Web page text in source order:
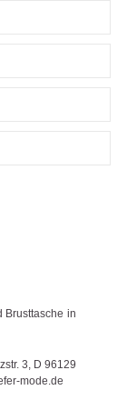
Brusttasche in
3, D 96129
mode.de